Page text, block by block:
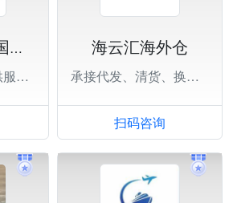
晋江福鑫辰益国际物流有限公司
满足客户需求.提供服务价值.与客户共赢
海云汇海外仓
承接代发、清货、换标、中转等业务
扫码咨询